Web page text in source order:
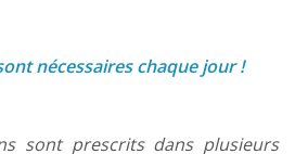
nécessaires chaque jour !
sont prescrits dans plusieurs